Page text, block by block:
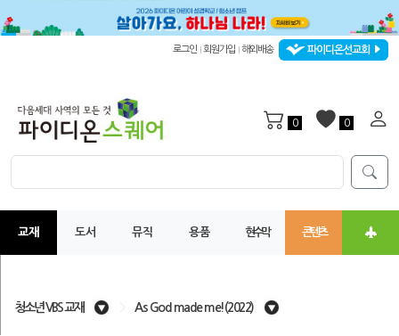
로그인 회원가입 해외배송 파이디온선교회
0 0
교재 도서 뮤직 용품 현수막 콘텐츠
청소년 VBS 교재 As God made me!(2022)